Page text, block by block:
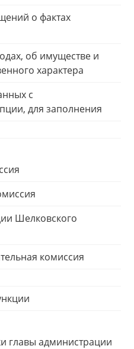
о фактах
об имуществе и
характера
с
для заполнения
Шелковского
комиссия
главы администрации